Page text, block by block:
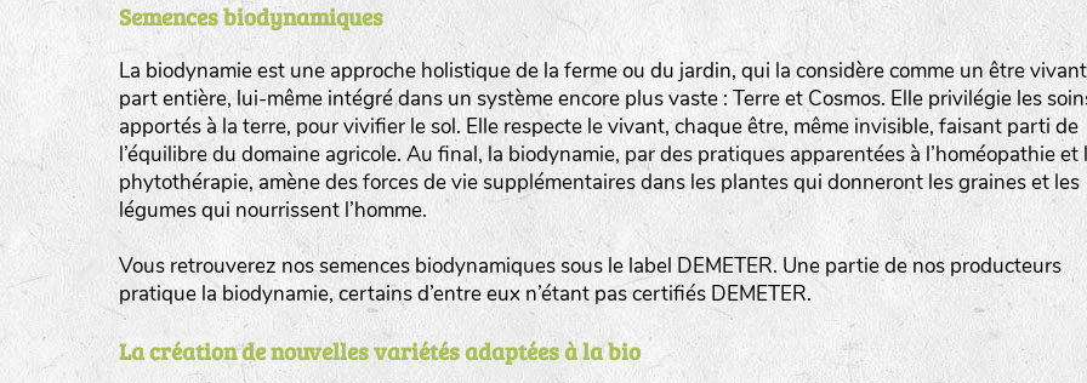
Semences biodynamiques
La biodynamie est une approche holistique de la ferme ou du jardin, qui la considère comme un être
part entière, lui-même intégré dans un système encore plus vaste : Terre et Cosmos. Elle privilégie les
apportés à la terre, pour vivifier le sol. Elle respecte le vivant, chaque être, même invisible, faisant parti de
l’équilibre du domaine agricole. Au final, la biodynamie, par des pratiques apparentées à l’homéopathie et
phytothérapie, amène des forces de vie supplémentaires dans les plantes qui donneront les graines et les
légumes qui nourrissent l’homme.
Vous retrouverez nos semences biodynamiques sous le label DEMETER. Une partie de nos producteurs
pratique la biodynamie, certains d’entre eux n’étant pas certifiés DEMETER.
La création de nouvelles variétés adaptées à la bio
BPA : Initiales du producteur ou du fournisseur de
semence.
1 : Numéro d’ordre du lot
A : Sans calibre.
: Gros
: Moyen calibre
P: Petit calibre